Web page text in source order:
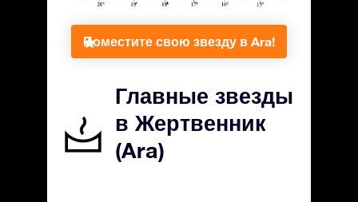
Поместите свою звезду в Ara!
Главные звезды
в Жертвенник
(Ara)